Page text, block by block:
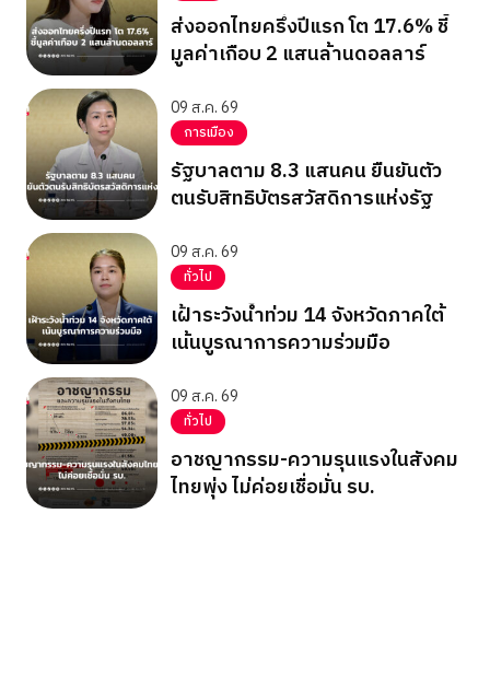
ส่งออกไทยครึ่งปีแรก โต 17.6% ชี้
มูลค่าเกือบ 2 แสนล้านดอลลาร์
09 ส.ค. 69
การเมือง
รัฐบาลตาม 8.3 แสนคน ยืนยันตัว
ตนรับสิทธิบัตรสวัสดิการแห่งรัฐ
09 ส.ค. 69
ทั่วไป
เฝ้าระวังน้ำท่วม 14 จังหวัดภาคใต้
เน้นบูรณาการความร่วมมือ
09 ส.ค. 69
ทั่วไป
อาชญากรรม-ความรุนแรงในสังคม
ไทยพุ่ง ไม่ค่อยเชื่อมั่น รบ.